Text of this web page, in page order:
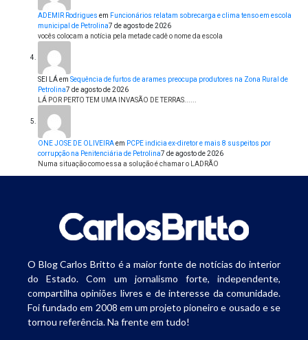
ADEMIR Rodrigues em Funcionários relatam sobrecarga e clima tenso em escola
municipal de Petrolina7 de agosto de 2026
vocês colocam a notícia pela metade cadê o nome da escola
SEI LÁem Sequência de furtos de arames preocupa produtores na Zona Rural de
Petrolina7 de agosto de 2026
LÁ POR PERTO TEM UMA INVASÃO DE TERRAS......
ONE JOSE DE OLIVEIRAem PCPE indicia ex-diretor e mais 8 suspeitos por
corrupção na Penitenciária de Petrolina7 de agosto de 2026
Numa situação como essa a solução é chamar o LADRÃO
O Blog Carlos Britto é a maior fonte de notícias do interior
do Estado. Com um jornalismo forte, independente,
compartilha opiniões livres e de interesse da comunidade.
Foi fundado em 2008 em um projeto pioneiro e ousado e se
tornou referência. Na frente em tudo!